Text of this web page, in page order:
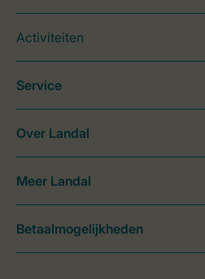
Activiteiten
Service
Over Landal
Meer Landal
Betaalmogelijkheden